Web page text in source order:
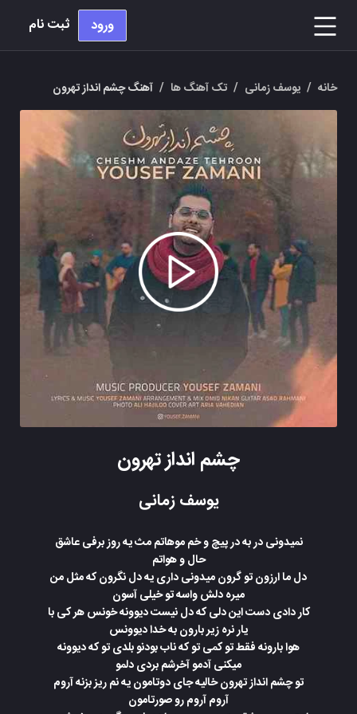
ورود ثبت نام
خانه / یوسف زمانی / تک آهنگ ها / آهنگ چشم انداز تهرون
چشم انداز تهرون
یوسف زمانی
نمیدونی در به در پیچ و خم موهاتم مث یه روز برفی عاشق
حال و هواتم
دل ما ارزون تو گرون میدونی داری یه دل نگرون که مثل من
میره دلش واسه تو خیلی آسون
کار دادی دست این دلی که دل نیست دیوونه خونس هر کی با
یار نره زیر بارون به خدا دیوونس
هوا بارونه فقط تو کمی تو که ناب بودنو بلدی تو که دیوونه
میکنی آدمو آخرشم بردی دلمو
تو چشم انداز تهرون خالیه جای دوتامون یه نم ریز بزنه آروم
آروم آروم رو صورتامون